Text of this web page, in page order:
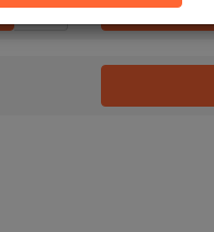
Stk.